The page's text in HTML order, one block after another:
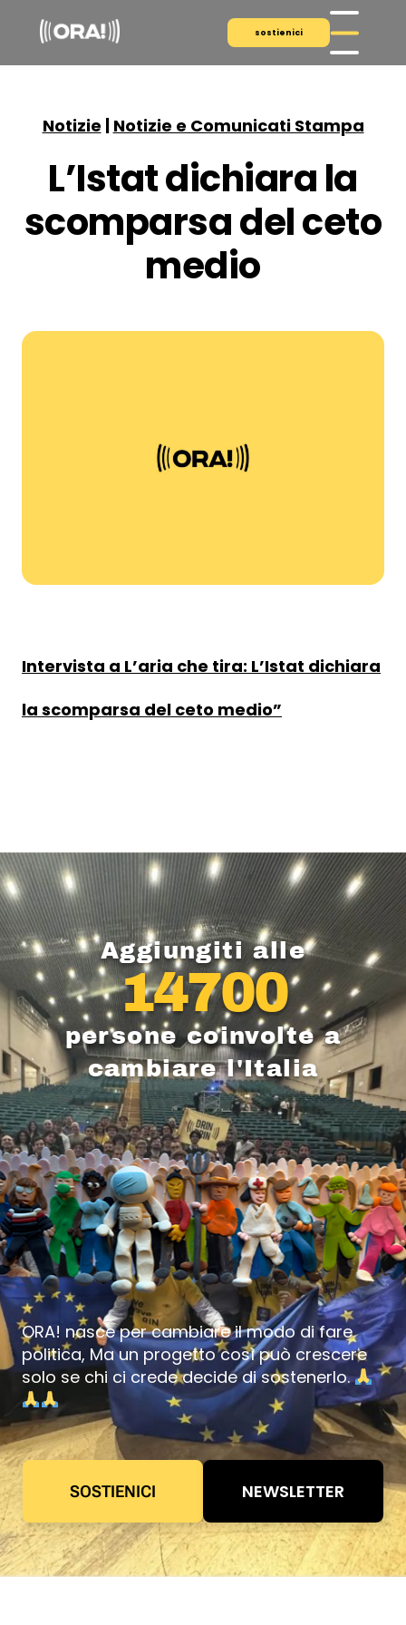
sostienici
Notizie | Notizie e Comunicati Stampa
L’Istat dichiara la
scomparsa del ceto
medio
Intervista a L’aria che tira: L’Istat dichiara
la scomparsa del ceto medio”
Aggiungiti alle
14700
persone coinvolte a
cambiare l'Italia
ORA! nasce per cambiare il modo di fare
politica, Ma un progetto così può crescere
solo se chi ci crede decide di sostenerlo.
SOSTIENICI NEWSLETTER